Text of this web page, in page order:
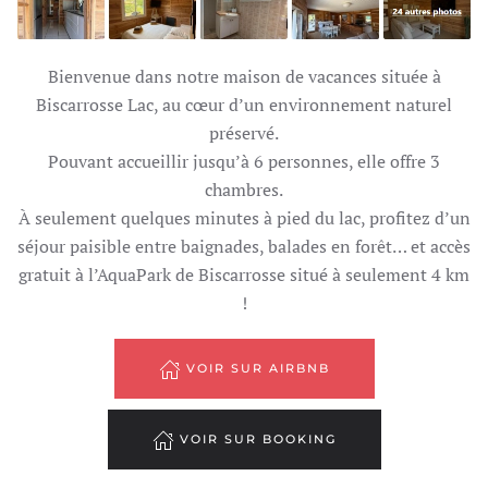
Bienvenue dans notre maison de vacances située à
Biscarrosse Lac, au cœur d’un environnement naturel
préservé.
Pouvant accueillir jusqu’à 6 personnes, elle offre 3
chambres.
À seulement quelques minutes à pied du lac, profitez d’un
séjour paisible entre baignades, balades en forêt… et accès
gratuit à l’AquaPark de Biscarrosse situé à seulement 4 km
!
VOIR SUR AIRBNB
VOIR SUR BOOKING